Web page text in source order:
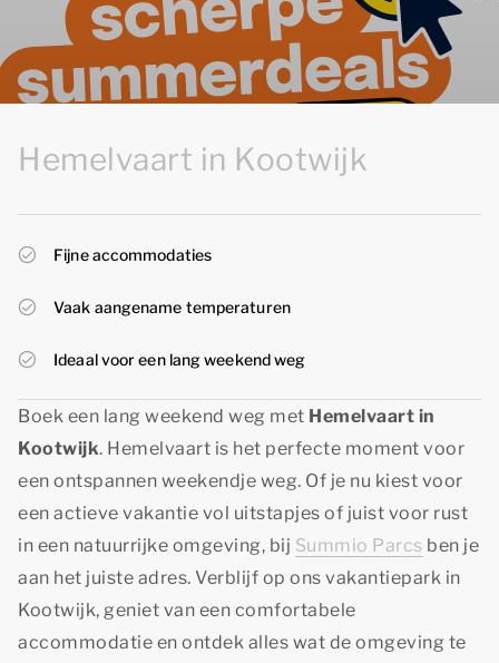
Hemelvaart in Kootwijk
Fijne accommodaties
Vaak aangename temperaturen
Ideaal voor een lang weekend weg
Boek een lang weekend weg met Hemelvaart in
Kootwijk. Hemelvaart is het perfecte moment voor
een ontspannen weekendje weg. Of je nu kiest voor
een actieve vakantie vol uitstapjes of juist voor rust
in een natuurrijke omgeving, bij Summio Parcs ben je
aan het juiste adres. Verblijf op ons vakantiepark in
Kootwijk, geniet van een comfortabele
accommodatie en ontdek alles wat de omgeving te